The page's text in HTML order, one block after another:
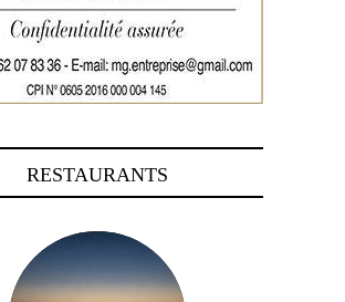
RESTAURANTS